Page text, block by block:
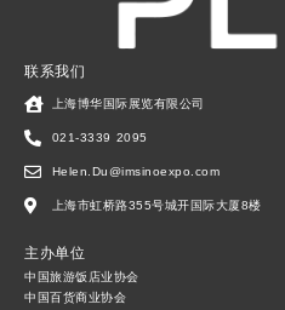
联系我们
上海博华国际展览有限公司
021-3339 2095
Helen.Du@imsinoexpo.com
上海市虹桥路355号城开国际大厦8楼
主办单位
中国旅游饭店业协会
中国百货商业协会